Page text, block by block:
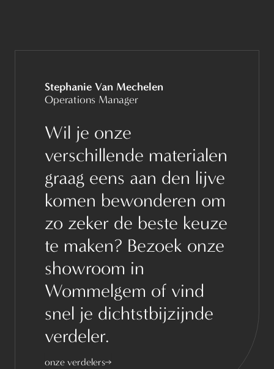
Stephanie Van Mechelen
Operations Manager
Wil je onze
verschillende materialen
graag eens aan den lijve
komen bewonderen om
zo zeker de beste keuze
te maken? Bezoek onze
showroom in
Wommelgem of vind
snel je dichtstbijzijnde
verdeler.
onze verdelers